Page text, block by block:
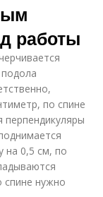
работы
по спине
на 0,5 см, по
спине нужно